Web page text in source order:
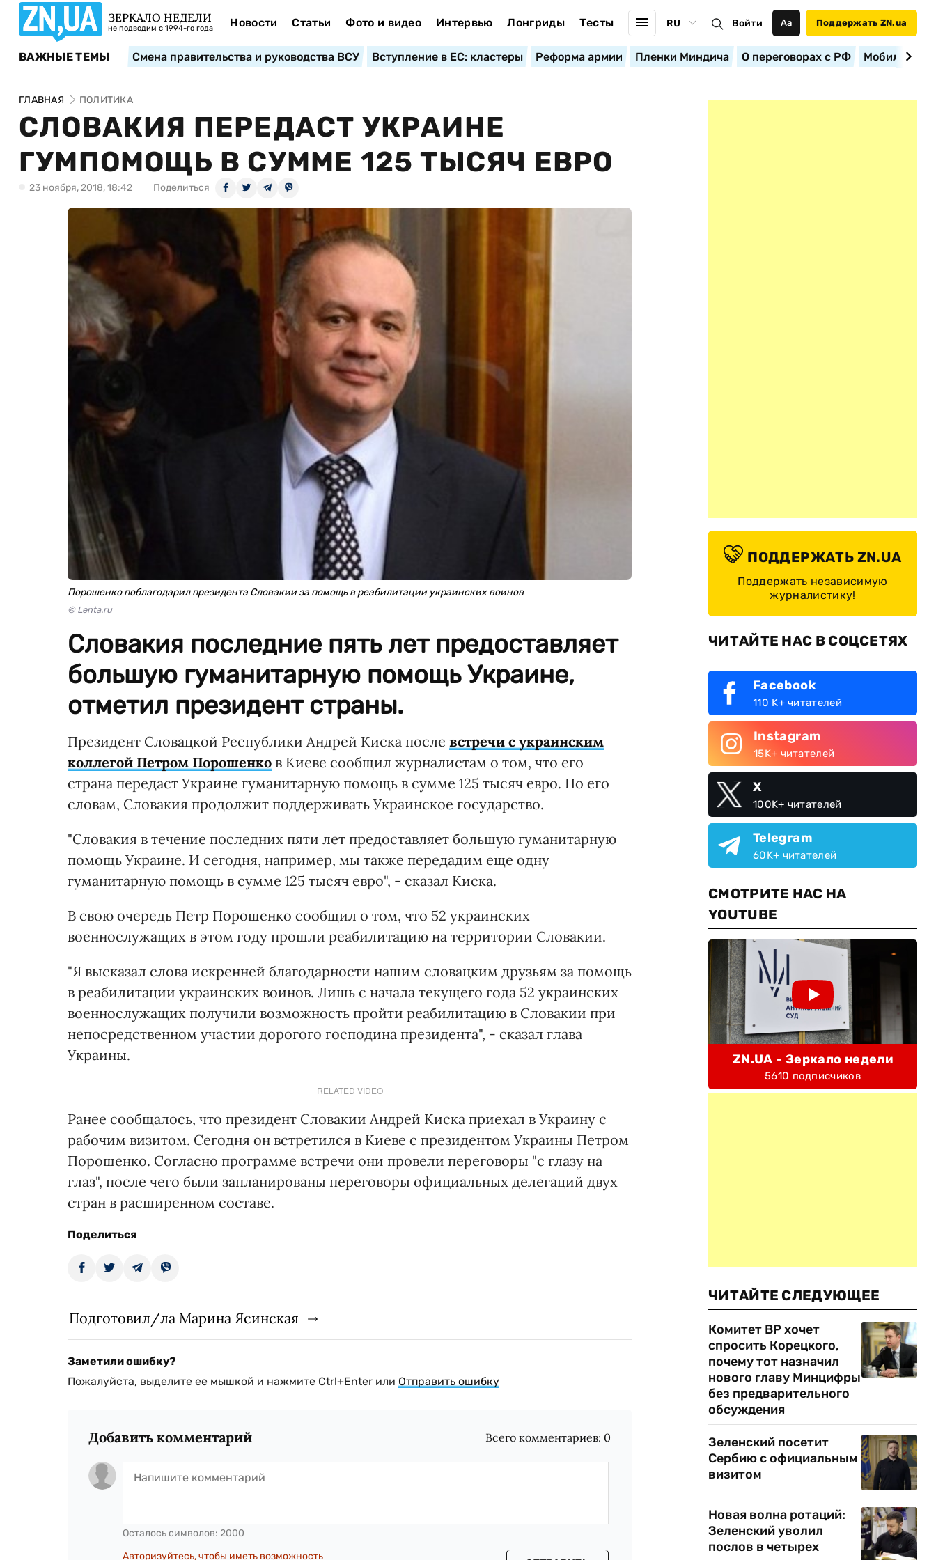
ЗЕРКАЛО НЕДЕЛИ
не подводим с 1994-го года Новости Статьи Фото и видео Интервью Лонгриды Тесты RU Войти Аа Поддержать ZN.ua
ВАЖНЫЕ ТЕМЫ Смена правительства и руководства ВСУ Вступление в ЕС: кластеры Реформа армии Пленки Миндича О переговорах с РФ
ГЛАВНАЯ ПОЛИТИКА
СЛОВАКИЯ ПЕРЕДАСТ УКРАИНЕ
ГУМПОМОЩЬ В СУММЕ 125 ТЫСЯЧ ЕВРО
23 ноября, 2018, 18:42 Поделиться
Порошенко поблагодарил президента Словакии за помощь в реабилитации украинских воинов
© Lenta.ru
Словакия последние пять лет предоставляет
большую гуманитарную помощь Украине,
отметил президент страны.
Президент Словацкой Республики Андрей Киска после встречи с украинским
коллегой Петром Порошенко в Киеве сообщил журналистам о том, что его
страна передаст Украине гуманитарную помощь в сумме 125 тысяч евро. По его
словам, Словакия продолжит поддерживать Украинское государство.
"Словакия в течение последних пяти лет предоставляет большую гуманитарную
помощь Украине. И сегодня, например, мы также передадим еще одну
гуманитарную помощь в сумме 125 тысяч евро", - сказал Киска.
В свою очередь Петр Порошенко сообщил о том, что 52 украинских
военнослужащих в этом году прошли реабилитацию на территории Словакии.
"Я высказал слова искренней благодарности нашим словацким друзьям за помощь
в реабилитации украинских воинов. Лишь с начала текущего года 52 украинских
военнослужащих получили возможность пройти реабилитацию в Словакии при
непосредственном участии дорогого господина президента", - сказал глава
Украины.
RELATED VIDEO
Ранее сообщалось, что президент Словакии Андрей Киска приехал в Украину с
рабочим визитом. Сегодня он встретился в Киеве с президентом Украины Петром
Порошенко. Согласно программе встречи они провели переговоры "с глазу на
глаз", после чего были запланированы переговоры официальных делегаций двух
стран в расширенном составе.
Поделиться
Подготовил/ла Марина Ясинская
Заметили ошибку?
Пожалуйста, выделите ее мышкой и нажмите Ctrl+Enter или Отправить ошибку
Добавить комментарий Всего комментариев: 0
Осталось символов: 2000
Авторизуйтесь, чтобы иметь возможность
ПОДДЕРЖАТЬ ZN.UA
Поддержать независимую
журналистику!
ЧИТАЙТЕ НАС В СОЦСЕТЯХ
Facebook
110 K+ читателей
Instagram
15K+ читателей
X
100K+ читателей
Telegram
60K+ читателей
СМОТРИТЕ НАС НА
YOUTUBE
ZN.UA - Зеркало недели
5610 подписчиков
ЧИТАЙТЕ СЛЕДУЮЩЕЕ
Комитет ВР хочет
спросить Корецкого,
почему тот назначил
нового главу Минцифры
без предварительного
обсуждения
Зеленский посетит
Сербию с официальным
визитом
Новая волна ротаций:
Зеленский уволил
послов в четырех